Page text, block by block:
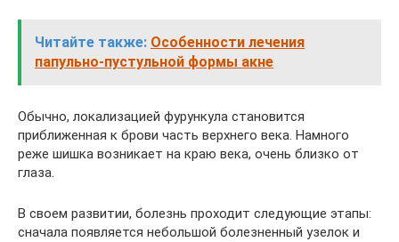
Читайте также: Особенности лечения
папульно-пустульной формы акне
Обычно, локализацией фурункула становится
приближенная к брови часть верхнего века. Намного
реже шишка возникает на краю века, очень близко от
глаза.
В своем развитии, болезнь проходит следующие этапы:
сначала появляется небольшой болезненный узелок и